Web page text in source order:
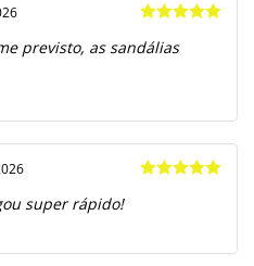
de 5
previsto, as sandálias
super rápido!